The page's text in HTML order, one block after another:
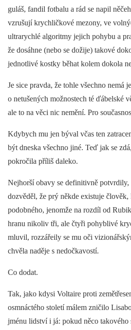
guláš, fandil fotbalu a rád se napil
vzrušují krychličkové mezony, ve
ultrarychlé algoritmy jejich pohybu a
že dosáhne (nebo se dožije) takové
jednotlivé kostky běhat kolem dokola
Je sice pravda, že tohle všechno nemá
o netušených možnostech té ďábelské
ale to na věci nic nemění. Pro
Kdybych mu jen býval včas ten
být dneska všechno jiné. Teď jak se
pokročila příliš daleko.
Nejhorší obavy se definitivně potvrdily,
dozvěděl, že prý někde existuje
podobného, jenomže na rozdíl od
hranu nikoliv tři, ale čtyři pohyblivé
mluvil, rozzářeily se mu oči
chvěla naděje s nedočkavostí.
Co dodat.
Tak, jako kdysi Voltaire proti
osmnáctého století málem zničilo
jménu lidství i já: pokud něco takového